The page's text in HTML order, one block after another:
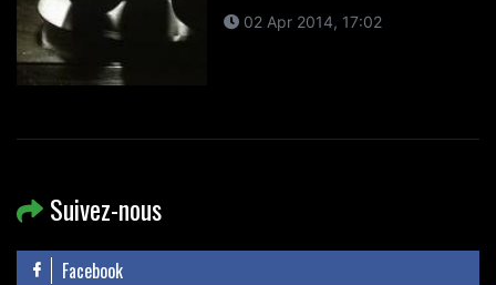
02 Apr 2014, 17:02
Suivez-nous
Facebook